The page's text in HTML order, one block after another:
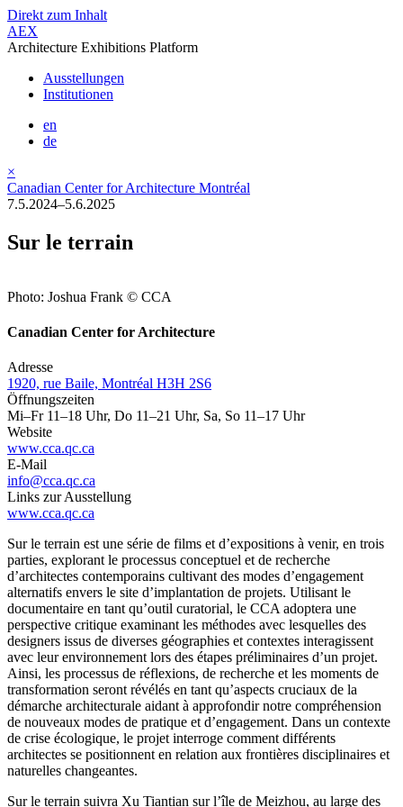
Direkt zum Inhalt
AEX
Architecture Exhibitions Platform
Ausstellungen
Institutionen
en
de
×
Canadian Center for Architecture Montréal
7.5.2024–5.6.2025
Sur le terrain
Photo: Joshua Frank © CCA
Canadian Center for Architecture
Adresse
1920, rue Baile, Montréal H3H 2S6
Öffnungszeiten
Mi–Fr 11–18 Uhr, Do 11–21 Uhr, Sa, So 11–17 Uhr
Website
www.cca.qc.ca
E-Mail
info@cca.qc.ca
Links zur Ausstellung
www.cca.qc.ca
Sur le terrain est une série de films et d’expositions à venir, en trois
parties, explorant le processus conceptuel et de recherche
d’architectes contemporains cultivant des modes d’engagement
alternatifs envers le site d’implantation de projets. Utilisant le
documentaire en tant qu’outil curatorial, le CCA adoptera une
perspective critique examinant les méthodes avec lesquelles des
designers issus de diverses géographies et contextes interagissent
avec leur environnement lors des étapes préliminaires d’un projet.
Ainsi, les processus de réflexions, de recherche et les moments de
transformation seront révélés en tant qu’aspects cruciaux de la
démarche architecturale aidant à approfondir notre compréhension
de nouveaux modes de pratique et d’engagement. Dans un contexte
de crise écologique, le projet interroge comment différents
architectes se positionnent en relation aux frontières disciplinaires et
naturelles changeantes.
Sur le terrain suivra Xu Tiantian sur l’île de Meizhou, au large des